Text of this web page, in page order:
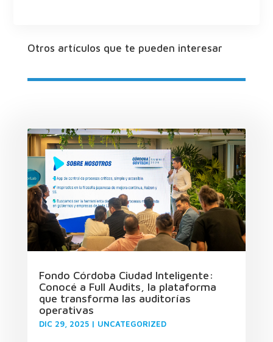
Otros artículos que te pueden interesar
Fondo Córdoba Ciudad Inteligente:
Conocé a Full Audits, la plataforma
que transforma las auditorías
operativas
DIC 29, 2025| UNCATEGORIZED